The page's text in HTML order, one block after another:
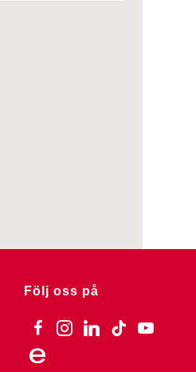
Följ oss på
facebookinstagramlinkedin
tiktok youtube
ebay